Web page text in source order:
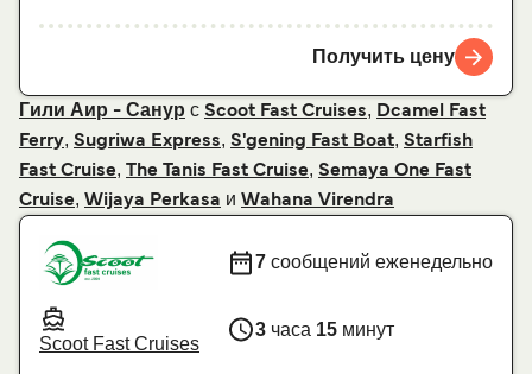
Получить цену
Гили Аир - Санур с Scoot Fast Cruises, Dcamel Fast
Ferry, Sugriwa Express, S'gening Fast Boat, Starfish
Fast Cruise, The Tanis Fast Cruise, Semaya One Fast
Cruise, Wijaya Perkasa и Wahana Virendra
Scoot Fast Cruises
7 сообщений еженедельно
3 часа 15 минут